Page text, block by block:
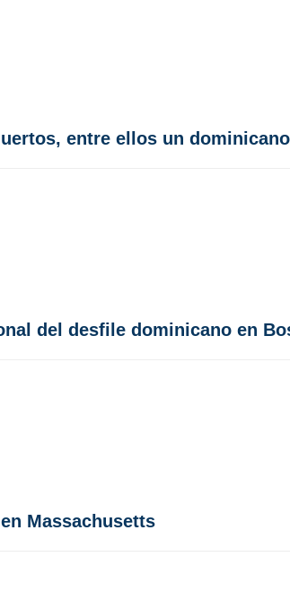
entre ellos un dominicano
del desfile dominicano en
Massachusetts